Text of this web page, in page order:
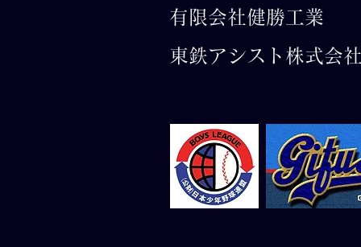
有限会社​健勝工業
東鉄アシスト株式会